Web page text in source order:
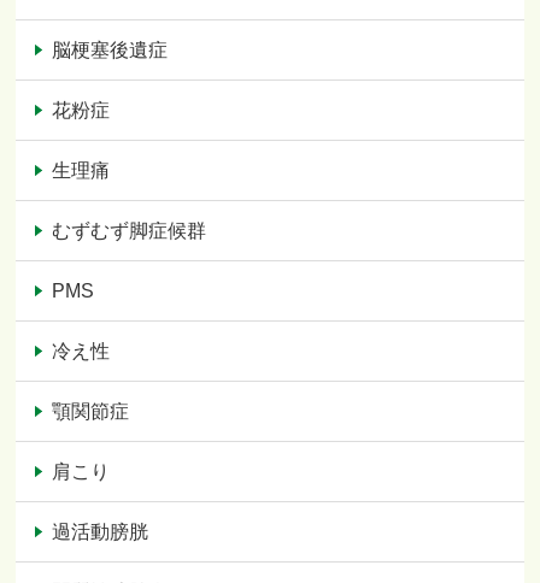
脳梗塞後遺症
花粉症
生理痛
むずむず脚症候群
PMS
冷え性
顎関節症
肩こり
過活動膀胱